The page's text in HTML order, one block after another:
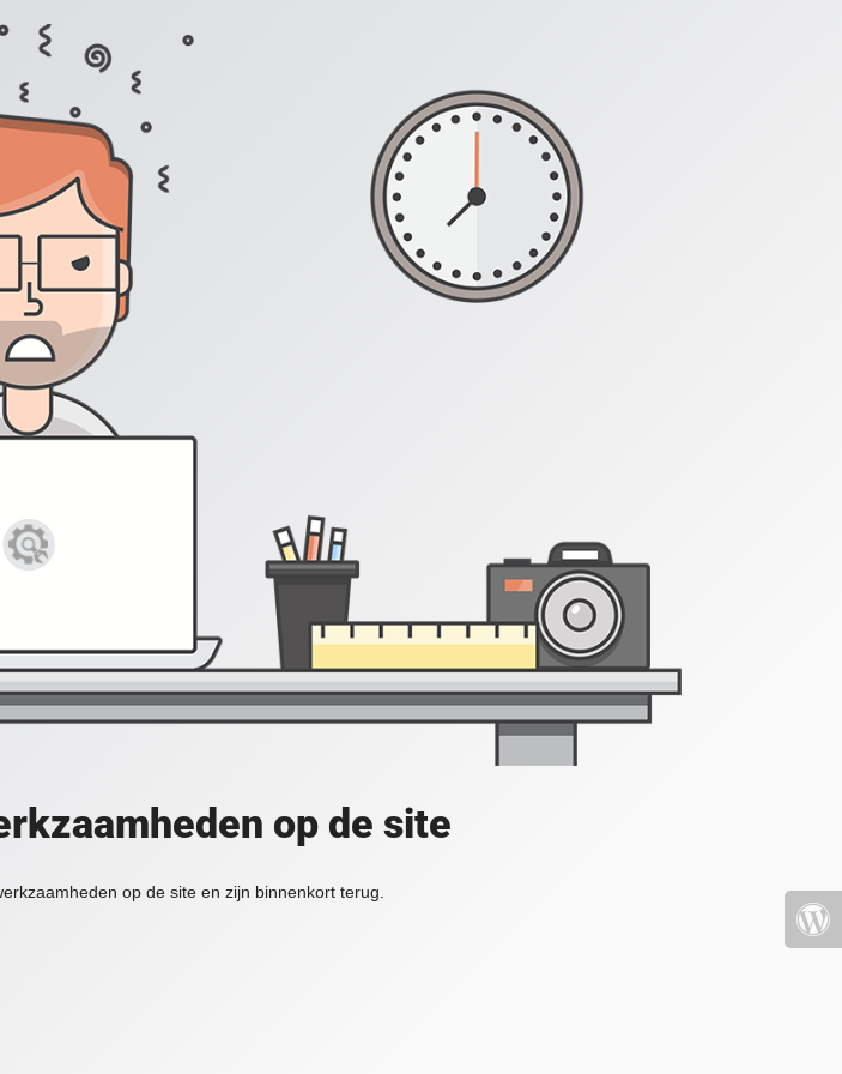
op de site
op de site en zijn binnenkort terug.